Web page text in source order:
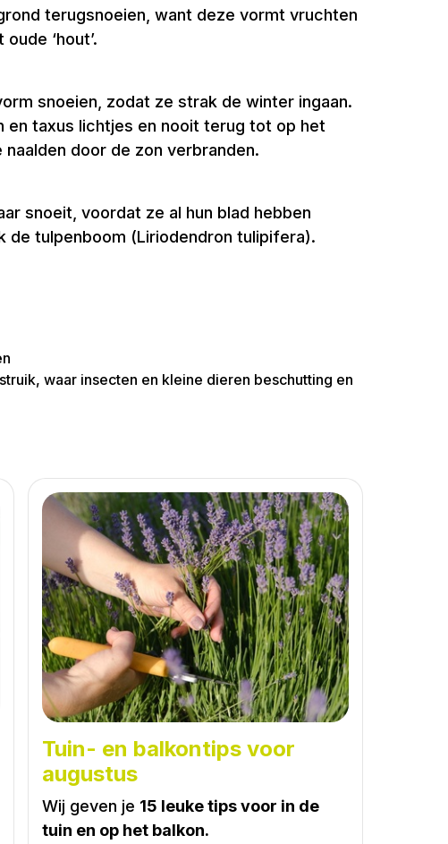
terugsnoeien, want deze vormt vruchten
‘hout’.
snoeien, zodat ze strak de winter ingaan.
en taxus lichtjes en nooit terug tot op het
door de zon verbranden.
snoeit, voordat ze al hun blad hebben
de tulpenboom (Liriodendron tulipifera).
waar insecten en kleine dieren beschutting en
Tuin- en balkontips voor
augustus
Wij geven je 15 leuke tips voor in de
tuin en op het balkon.